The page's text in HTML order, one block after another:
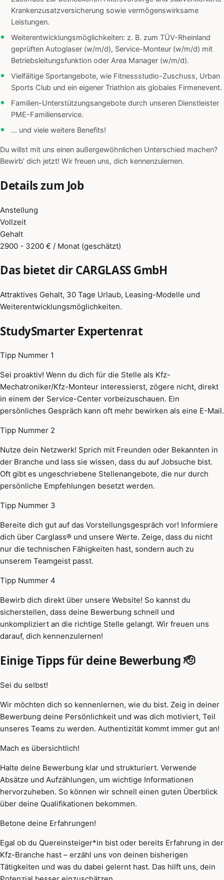
Krankenzusatzversicherung sowie vermögenswirksame
Leistungen.
Weiterentwicklungsmöglichkeiten: z. B. zum TÜV-Rheinland
geprüften Autoglaser (w/m/d), Service-Monteur (w/m/d) mit
Betriebsleitungsfunktion oder Area Manager (w/m/d).
Vielfältige Sportangebote, wie Fitnessstudio-Zuschuss, Urban
Sports Club und ein eigener Triathlon als globales Firmenevent.
Familien-Unterstützungsangebote durch unseren Dienstleister
PME-Familienservice.
… und viele weitere Benefits!
Du willst mit uns einen außergewöhnlichen Unterschied machen?
Bewirb’ dich jetzt! Wir freuen uns, dich kennenzulernen.
Details zum Job
Anstellung
Vollzeit
Gehalt
2900 - 3200 € / Monat (geschätzt)
Das bietet dir CARGLASS GmbH
Attraktives Gehalt, 30 Tage Urlaub, Leasing-Modelle und
Weiterentwicklungsmöglichkeiten.
StudySmarter Expertenrat
Tipp Nummer 1
Sei proaktiv! Wenn du dich für die Stelle als Kfz-
Mechatroniker/Kfz-Monteur interessierst, zögere nicht, direkt
in einem der Service-Center vorbeizuschauen. Ein
persönliches Gespräch kann oft mehr bewirken als eine E-Mail.
Tipp Nummer 2
Nutze dein Netzwerk! Sprich mit Freunden oder Bekannten in
der Branche und lass sie wissen, dass du auf Jobsuche bist.
Oft gibt es ungeschriebene Stellenangebote, die nur durch
persönliche Empfehlungen besetzt werden.
Tipp Nummer 3
Bereite dich gut auf das Vorstellungsgespräch vor! Informiere
dich über Carglass® und unsere Werte. Zeige, dass du nicht
nur die technischen Fähigkeiten hast, sondern auch zu
unserem Teamgeist passt.
Tipp Nummer 4
Bewirb dich direkt über unsere Website! So kannst du
sicherstellen, dass deine Bewerbung schnell und
unkompliziert an die richtige Stelle gelangt. Wir freuen uns
darauf, dich kennenzulernen!
Einige Tipps für deine Bewerbung 🫡
Sei du selbst!
Wir möchten dich so kennenlernen, wie du bist. Zeig in deiner
Bewerbung deine Persönlichkeit und was dich motiviert, Teil
unseres Teams zu werden. Authentizität kommt immer gut an!
Mach es übersichtlich!
Halte deine Bewerbung klar und strukturiert. Verwende
Absätze und Aufzählungen, um wichtige Informationen
hervorzuheben. So können wir schnell einen guten Überblick
über deine Qualifikationen bekommen.
Betone deine Erfahrungen!
Egal ob du Quereinsteiger*in bist oder bereits Erfahrung in der
Kfz-Branche hast – erzähl uns von deinen bisherigen
Tätigkeiten und was du dabei gelernt hast. Das hilft uns, dein